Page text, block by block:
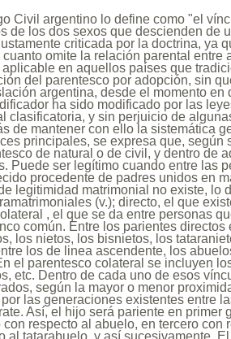
Civil argentino lo define como "el
de los dos sexos que descienden de
criticada por la doctrina, ya
omite la relación parental entre
en aquellos países que
del parentesco por adopción, sin
argentina, desde el momento en
ha sido modificado por las
clasificatoria, y sin perjuicio de
de mantener con ello la sistemática
principales, se expresa que, según
de natural o de civil, y dentro de
Puede ser legítimo cuando entre las
procedente de padres unidos en
legitimidad matrimonial no existe, lo
(v.); directo, el que
, el que se da entre personas
común. Entre los parientes
los nietos, los bisnietos, los
los de linea ascendente, los
el parentesco colateral se incluyen
etc. Dentro de cada uno de esos
según la mayor o menor
las generaciones existentes entre
Así, el hijo será pariente en primer
con respecto al abuelo, en tercero con
al tatarabuelo, y así sucesivamente.